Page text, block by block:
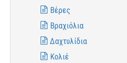
Βέρες
Βραχιόλια
Δαχτυλίδια
Κολιέ